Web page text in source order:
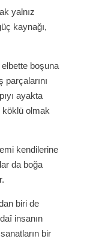
yalnız
kaynağı,
elbette boşuna
parçalarını
ayakta
köklü olmak
kendilerine
da boğa
biri de
insanın
bir